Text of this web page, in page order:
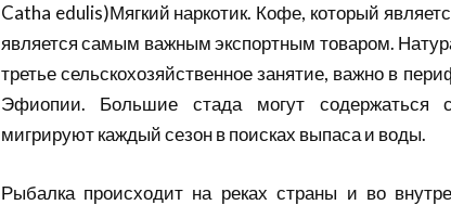
Catha edulis)Мягкий наркотик. Кофе, который
является самым важным экспортным товаром.
третье сельскохозяйственное занятие, важно в
Эфиопии. Большие стада могут содержаться
мигрируют каждый сезон в поисках выпаса и воды.
Рыбалка происходит на реках страны и во